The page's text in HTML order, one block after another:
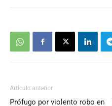
Artículo anterior
Prófugo por violento robo en